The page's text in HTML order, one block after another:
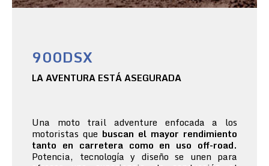
900DSX
LA AVENTURA ESTÁ ASEGURADA
Una moto trail adventure enfocada a los
motoristas que buscan el mayor rendimiento
tanto en carretera como en uso off-road.
Potencia, tecnología y diseño se unen para